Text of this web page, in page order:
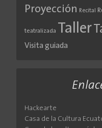
Proyección Recital
teatralizada Taller
Visita guiada
Hackearte
Casa de la Cultura